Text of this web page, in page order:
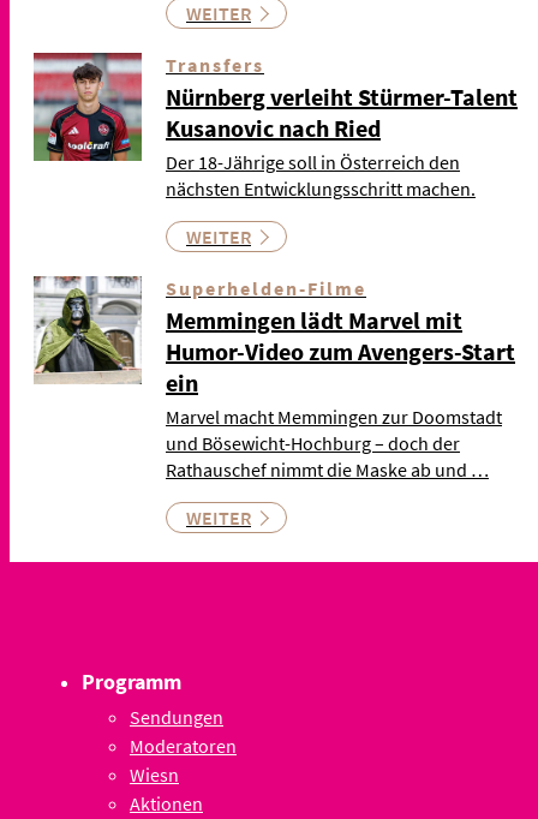
WEITER
Transfers
Nürnberg verleiht Stürmer-Talent
Kusanovic nach Ried
Der 18-Jährige soll in Österreich den
nächsten Entwicklungsschritt machen.
WEITER
Superhelden-Filme
Memmingen lädt Marvel mit
Humor-Video zum Avengers-Start
ein
Marvel macht Memmingen zur Doomstadt
und Bösewicht-Hochburg – doch der
Rathauschef nimmt die Maske ab und …
WEITER
Programm
Sendungen
Moderatoren
Wiesn
Aktionen